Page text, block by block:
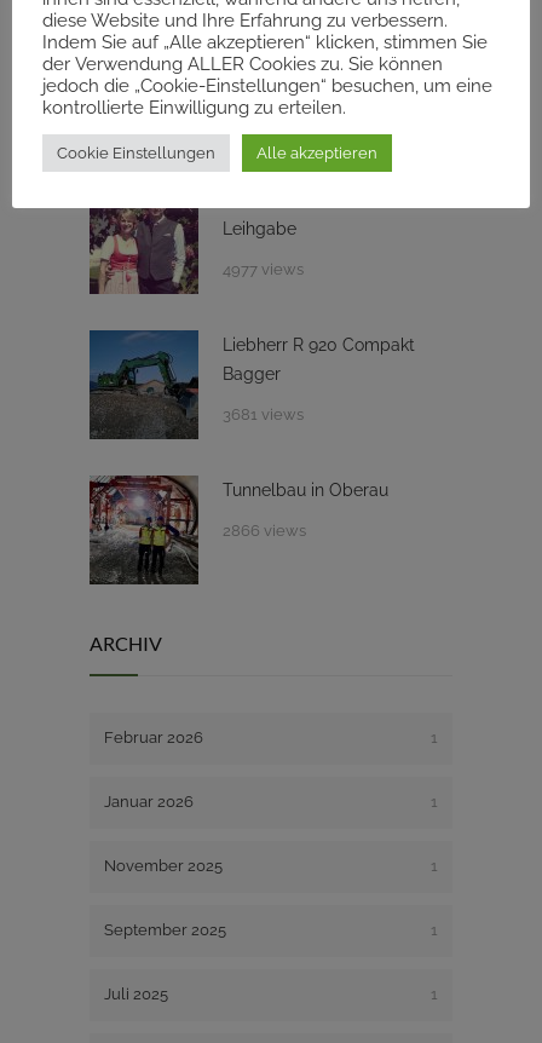
15. November 2025
MEIST GELESEN
Leihgabe
4977 views
Liebherr R 920 Compakt
Bagger
3681 views
Tunnelbau in Oberau
2866 views
ARCHIV
Februar 2026 1
Januar 2026 1
November 2025 1
September 2025 1
Juli 2025 1
diese Website und Ihre Erfahrung zu verbessern.
Indem Sie auf „Alle akzeptieren“ klicken, stimmen Sie
der Verwendung ALLER Cookies zu. Sie können
jedoch die „Cookie-Einstellungen“ besuchen, um eine
kontrollierte Einwilligung zu erteilen.
Cookie Einstellungen Alle akzeptieren